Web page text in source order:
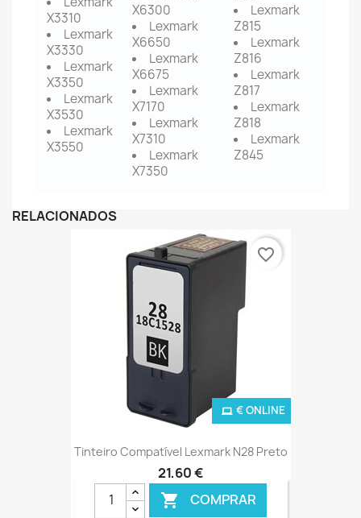
X3310
Lexmark
X3330
Lexmark
X3350
Lexmark
X3530
Lexmark
X3550
X6300
Lexmark
X6650
Lexmark
X6675
Lexmark
X7170
Lexmark
X7310
Lexmark
X7350
Lexmark
Z815
Lexmark
Z816
Lexmark
Z817
Lexmark
Z818
Lexmark
Z845
RELACIONADOS
Tinteiro Compatível Lexmark N28 Preto
21,60 €
 COMPRAR
€ ONLINE
favorite_border